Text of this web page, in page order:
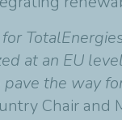
at an EU
the way
Chair and